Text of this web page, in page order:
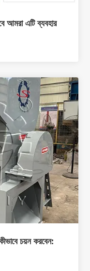
আমরা এটি ব্যবহার
চয়ন করবেন: